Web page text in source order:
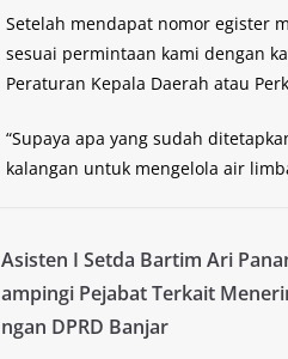
Setelah mendapat nomor egister
sesuai permintaan kami dengan
Peraturan Kepala Daerah atau
“Supaya apa yang sudah
kalangan untuk mengelola air
Asisten I Setda Bartim Ari
ampingi Pejabat Terkait
ngan DPRD Banjar